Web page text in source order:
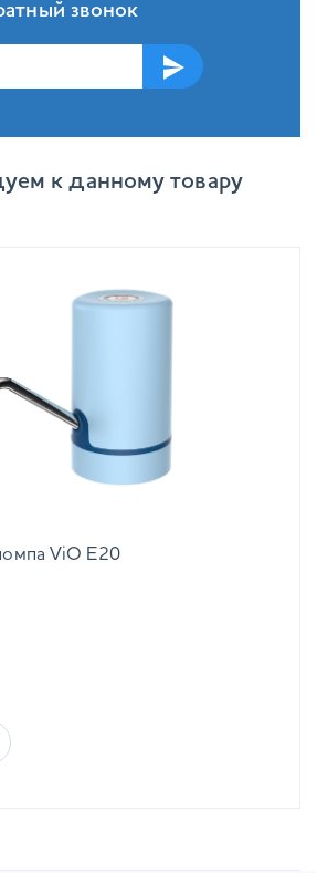
звонок
к данному товару
ViO E20